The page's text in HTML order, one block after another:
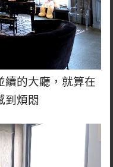
續的大廳，就算在
到煩悶